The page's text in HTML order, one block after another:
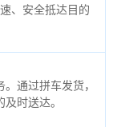
、安全抵达目的
通过拼车发货，
时送达。